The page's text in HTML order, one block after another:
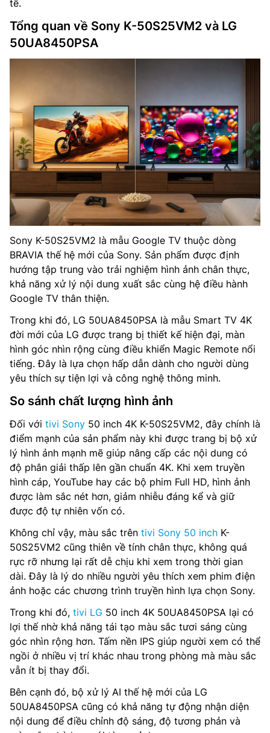
tế.
Tổng quan về Sony K-50S25VM2 và LG
50UA8450PSA
Sony K-50S25VM2 là mẫu Google TV thuộc dòng
BRAVIA thế hệ mới của Sony. Sản phẩm được định
hướng tập trung vào trải nghiệm hình ảnh chân thực,
khả năng xử lý nội dung xuất sắc cùng hệ điều hành
Google TV thân thiện.
Trong khi đó, LG 50UA8450PSA là mẫu Smart TV 4K
đời mới của LG được trang bị thiết kế hiện đại, màn
hình góc nhìn rộng cùng điều khiển Magic Remote nổi
tiếng. Đây là lựa chọn hấp dẫn dành cho người dùng
yêu thích sự tiện lợi và công nghệ thông minh.
So sánh chất lượng hình ảnh
Đối với tivi Sony 50 inch 4K K-50S25VM2, đây chính là
điểm mạnh của sản phẩm này khi được trang bị bộ xử
lý hình ảnh mạnh mẽ giúp nâng cấp các nội dung có
độ phân giải thấp lên gần chuẩn 4K. Khi xem truyền
hình cáp, YouTube hay các bộ phim Full HD, hình ảnh
được làm sắc nét hơn, giảm nhiễu đáng kể và giữ
được độ tự nhiên vốn có.
Không chỉ vậy, màu sắc trên tivi Sony 50 inch K-
50S25VM2 cũng thiên về tính chân thực, không quá
rực rỡ nhưng lại rất dễ chịu khi xem trong thời gian
dài. Đây là lý do nhiều người yêu thích xem phim điện
ảnh hoặc các chương trình truyền hình lựa chọn Sony.
Trong khi đó, tivi LG 50 inch 4K 50UA8450PSA lại có
lợi thế nhờ khả năng tái tạo màu sắc tươi sáng cùng
góc nhìn rộng hơn. Tấm nền IPS giúp người xem có thể
ngồi ở nhiều vị trí khác nhau trong phòng mà màu sắc
vẫn ít bị thay đổi.
Bên cạnh đó, bộ xử lý AI thế hệ mới của LG
50UA8450PSA cũng có khả năng tự động nhận diện
nội dung để điều chỉnh độ sáng, độ tương phản và